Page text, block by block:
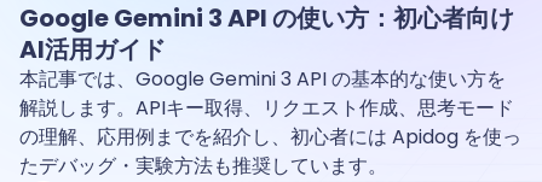
Google Gemini 3 API の使い方：初心者向け
AI活用ガイド
本記事では、Google Gemini 3 API の基本的な使い方を
解説します。APIキー取得、リクエスト作成、思考モード
の理解、応用例までを紹介し、初心者には Apidog を使っ
たデバッグ・実験方法も推奨しています。